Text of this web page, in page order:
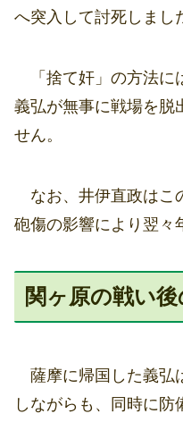
へ突入して討死しまし
「捨て奸」の方法に
義弘が無事に戦場を脱
せん。
なお、井伊直政はこ
砲傷の影響により翌々
関ヶ原の戦い
薩摩に帰国した義弘
しながらも、同時に防